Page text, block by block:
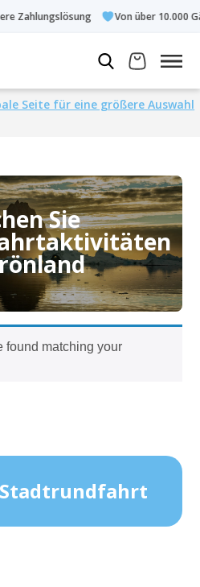
Zahlungslösung Von über 10.000
Seite für eine größere Auswahl
Sie
found matching your